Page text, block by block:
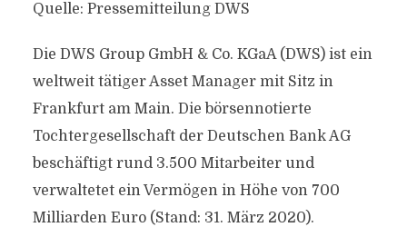
Quelle: Pressemitteilung DWS
Die DWS Group GmbH & Co. KGaA (DWS) ist ein
weltweit tätiger Asset Manager mit Sitz in
Frankfurt am Main. Die börsennotierte
Tochtergesellschaft der Deutschen Bank AG
beschäftigt rund 3.500 Mitarbeiter und
verwaltetet ein Vermögen in Höhe von 700
Milliarden Euro (Stand: 31. März 2020).